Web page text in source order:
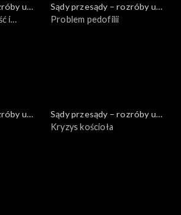
u
i
Sądy przesądy – rozróby u
Kuby
Problem pedofilii
u
Sądy przesądy – rozróby u
Kuby
Kryzys kościoła